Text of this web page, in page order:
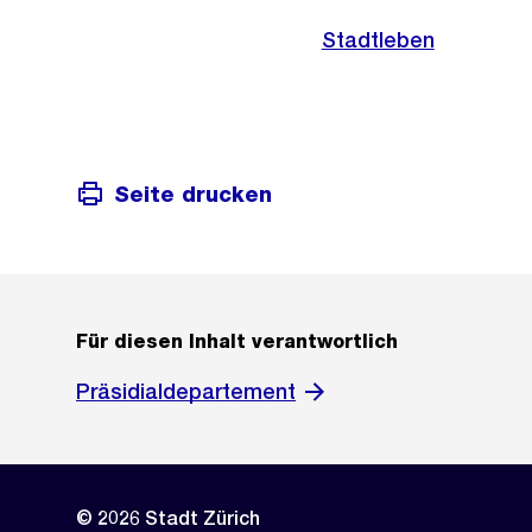
Stadtleben
Seite drucken
Für diesen Inhalt verantwortlich
Präsidialdepartement
© 2026 Stadt Zürich